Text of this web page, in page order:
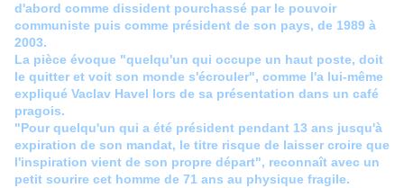
d'abord comme dissident pourchassé par le pouvoir
communiste puis comme président de son pays, de 1989 à
2003.
La pièce évoque "quelqu'un qui occupe un haut poste, doit
le quitter et voit son monde s'écrouler", comme l'a lui-même
expliqué Vaclav Havel lors de sa présentation dans un café
pragois.
"Pour quelqu'un qui a été président pendant 13 ans jusqu'à
expiration de son mandat, le titre risque de laisser croire que
l'inspiration vient de son propre départ", reconnaît avec un
petit sourire cet homme de 71 ans au physique fragile.